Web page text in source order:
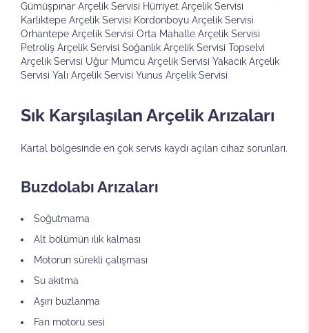
Gümüşpınar Arçelik Servisi Hürriyet Arçelik Servisi
Karlıktepe Arçelik Servisi Kordonboyu Arçelik Servisi
Orhantepe Arçelik Servisi Orta Mahalle Arçelik Servisi
Petroliş Arçelik Servisi Soğanlık Arçelik Servisi Topselvi
Arçelik Servisi Uğur Mumcu Arçelik Servisi Yakacık Arçelik
Servisi Yalı Arçelik Servisi Yunus Arçelik Servisi
Sık Karşılaşılan Arçelik Arızaları
Kartal bölgesinde en çok servis kaydı açılan cihaz sorunları.
Buzdolabı Arızaları
Soğutmama
Alt bölümün ılık kalması
Motorun sürekli çalışması
Su akıtma
Aşırı buzlanma
Fan motoru sesi